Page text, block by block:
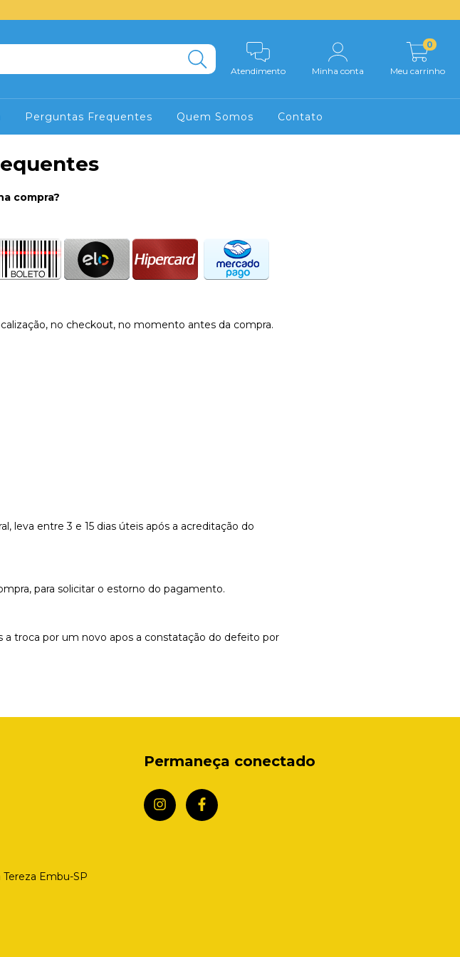
Atendimento Minha conta Meu carrinho
0
Perguntas Frequentes Quem Somos Contato
compra?
no checkout, no momento antes da compra.
leva entre 3 e 15 dias úteis após a acreditação do
para solicitar o estorno do pagamento.
a troca por um novo apos a constatação do defeito por
Tereza Embu-SP
Permaneça conectado